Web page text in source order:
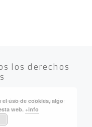
los derechos
elTema Customizr
uso de cookies, algo
web. +info